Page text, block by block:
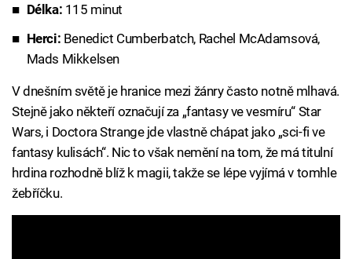
Délka: 115 minut
Herci: Benedict Cumberbatch, Rachel McAdamsová,
Mads Mikkelsen
V dnešním světě je hranice mezi žánry často notně mlhavá.
Stejně jako někteří označují za „fantasy ve vesmíru“ Star
Wars, i Doctora Strange jde vlastně chápat jako „sci-fi ve
fantasy kulisách“. Nic to však nemění na tom, že má titulní
hrdina rozhodně blíž k magii, takže se lépe vyjímá v tomhle
žebříčku.